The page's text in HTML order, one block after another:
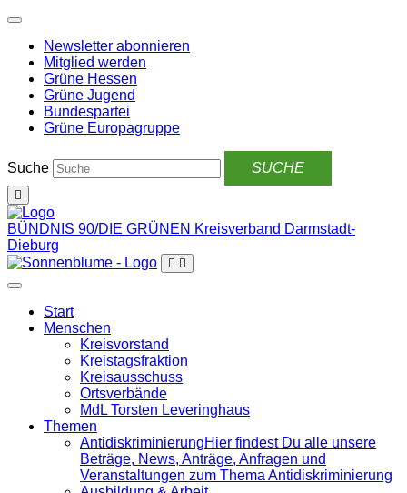
Weiter
Inhalt
Newsletter abonnieren
Mitglied werden
Grüne Hessen
Grüne Jugend
Bundespartei
Grüne Europagruppe
Suche
BÜNDNIS 90/DIE GRÜNEN Kreisverband Darmstadt-
Dieburg
Start
Menschen
Kreisvorstand
Kreistagsfraktion
Kreisausschuss
Ortsverbände
MdL Torsten Leveringhaus
Themen
Antidiskrimi­nierungHier findest Du alle unsere
Beträge, News, Anträge, Anfragen und
Veranstaltungen zum Thema Antidiskriminierung